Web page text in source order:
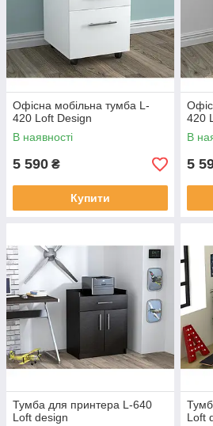
Офісна мобільна тумба L-
420 Loft Design
В наявності
5 590 ₴
Купити
420
В
5
Тумба для принтера L-640
Loft design
Loft